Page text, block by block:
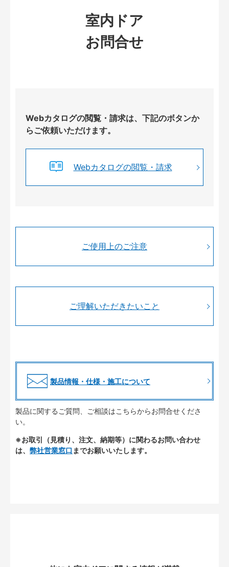
室内ドア
お問合せ
Webカタログの閲覧・請求は、下記のボタンか
らご依頼いただけます。
Webカタログの閲覧・請求
ご使用上のご注意
ご理解いただきたいこと
製品情報・仕様・施工について
製品に関するご質問、ご相談はこちらからお問合せくださ
い。
※お取引（見積り、注文、納期等）に関わるお問い合わせ
は、 弊社営業窓口 までお願いいたします。